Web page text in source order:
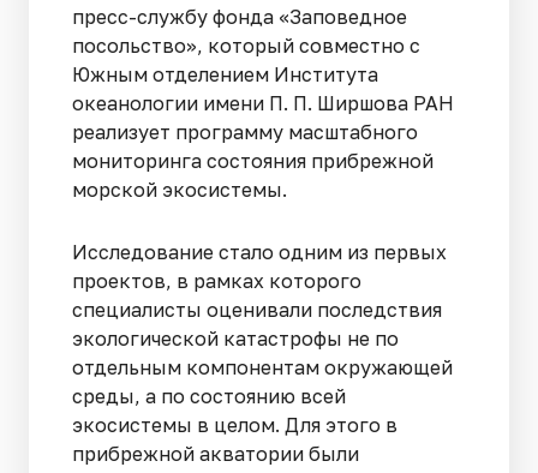
пресс-службу фонда «Заповедное
посольство», который совместно с
Южным отделением Института
океанологии имени П. П. Ширшова РАН
реализует программу масштабного
мониторинга состояния прибрежной
морской экосистемы.
Исследование стало одним из первых
проектов, в рамках которого
специалисты оценивали последствия
экологической катастрофы не по
отдельным компонентам окружающей
среды, а по состоянию всей
экосистемы в целом. Для этого в
прибрежной акватории были